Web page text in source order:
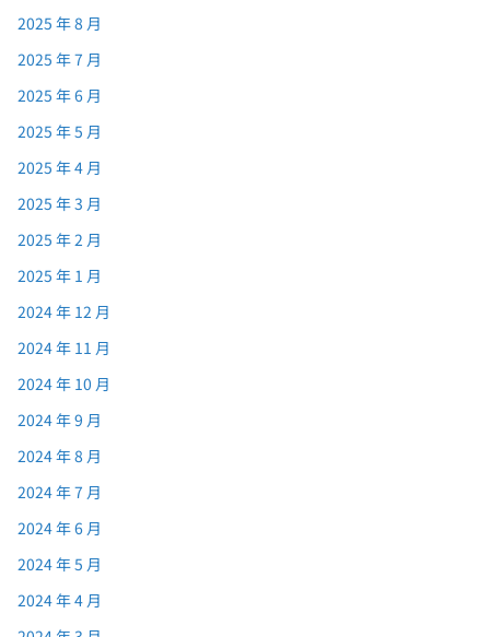
2025 年 8 月
2025 年 7 月
2025 年 6 月
2025 年 5 月
2025 年 4 月
2025 年 3 月
2025 年 2 月
2025 年 1 月
2024 年 12 月
2024 年 11 月
2024 年 10 月
2024 年 9 月
2024 年 8 月
2024 年 7 月
2024 年 6 月
2024 年 5 月
2024 年 4 月